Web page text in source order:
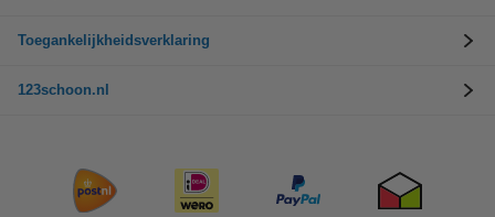
Toegankelijkheidsverklaring
123schoon.nl